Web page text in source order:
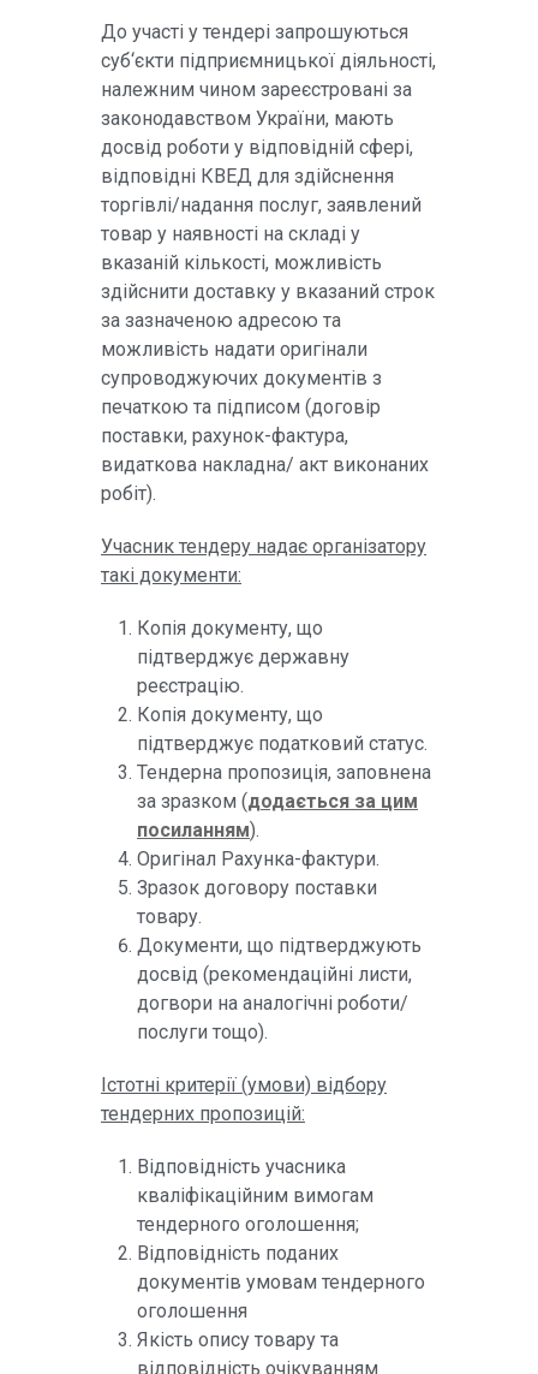
До участі у тендері запрошуються
суб‘єкти підприємницької діяльності,
належним чином зареєстровані за
законодавством України, мають
досвід роботи у відповідній сфері,
відповідні КВЕД для здійснення
торгівлі/надання послуг, заявлений
товар у наявності на складі у
вказаній кількості, можливість
здійснити доставку у вказаний строк
за зазначеною адресою та
можливість надати оригінали
супроводжуючих документів з
печаткою та підписом (договір
поставки, рахунок-фактура,
видаткова накладна/ акт виконаних
робіт).
Учасник тендеру надає організатору
такі документи:
Копія документу, що
підтверджує державну
реєстрацію.
Копія документу, що
підтверджує податковий статус.
Тендерна пропозиція, заповнена
за зразком (додається за цим
посиланням).
Оригінал Рахунка-фактури.
Зразок договору поставки
товару.
Документи, що підтверджують
досвід (рекомендаційні листи,
догвори на аналогічні роботи/
послуги тощо).
Істотні критерії (умови) відбору
тендерних пропозицій:
Відповідність учасника
кваліфікаційним вимогам
тендерного оголошення;
Відповідність поданих
документів умовам тендерного
оголошення
Якість опису товару та
відповідність очікуванням